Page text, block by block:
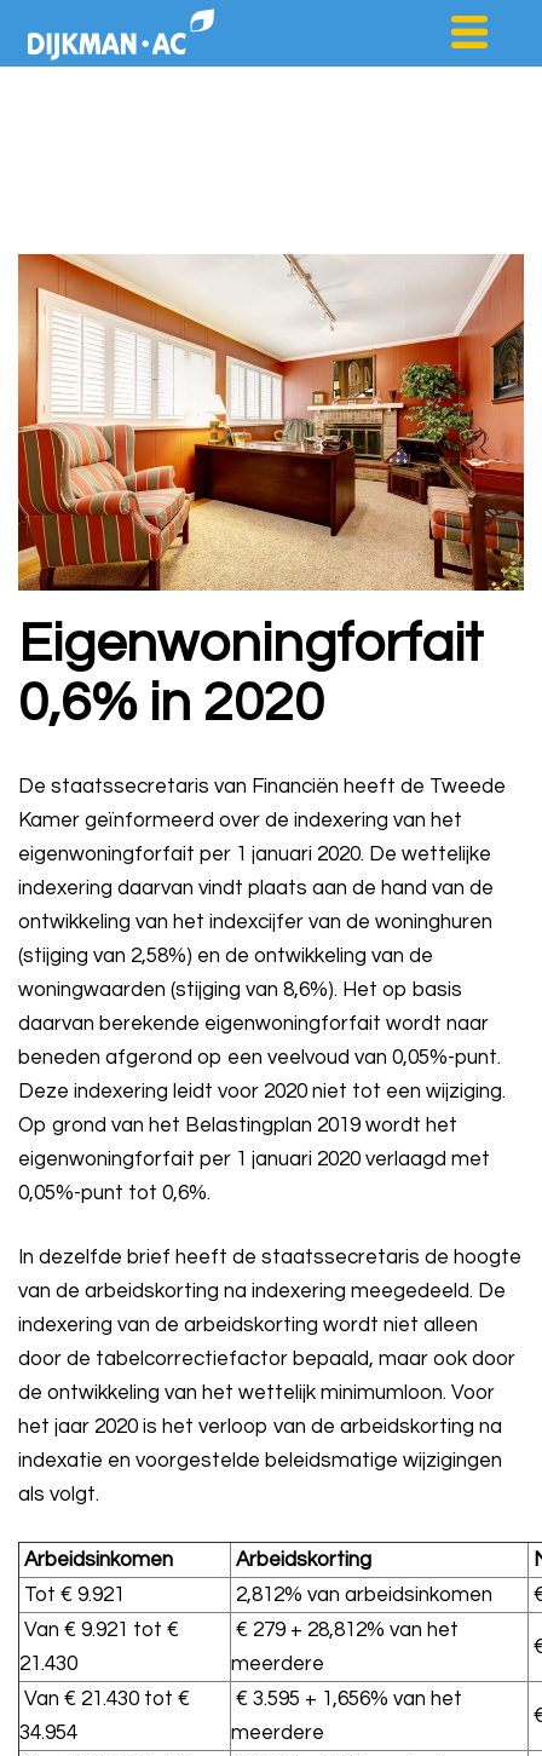
Eigenwoningforfait
0,6% in 2020
De staatssecretaris van Financiën heeft de Tweede
Kamer geïnformeerd over de indexering van het
eigenwoningforfait per 1 januari 2020. De wettelijke
indexering daarvan vindt plaats aan de hand van de
ontwikkeling van het indexcijfer van de woninghuren
(stijging van 2,58%) en de ontwikkeling van de
woningwaarden (stijging van 8,6%). Het op basis
daarvan berekende eigenwoningforfait wordt naar
beneden afgerond op een veelvoud van 0,05%-punt.
Deze indexering leidt voor 2020 niet tot een wijziging.
Op grond van het Belastingplan 2019 wordt het
eigenwoningforfait per 1 januari 2020 verlaagd met
0,05%-punt tot 0,6%.
In dezelfde brief heeft de staatssecretaris de hoogte
van de arbeidskorting na indexering meegedeeld. De
indexering van de arbeidskorting wordt niet alleen
door de tabelcorrectiefactor bepaald, maar ook door
de ontwikkeling van het wettelijk minimumloon. Voor
het jaar 2020 is het verloop van de arbeidskorting na
indexatie en voorgestelde beleidsmatige wijzigingen
als volgt.
Arbeidsinkomen Arbeidskorting
Tot € 9.921
2,812% van arbeidsinkomen
Van € 9.921 tot €
21.430
€ 279 + 28,812% van het
meerdere
Van € 21.430 tot €
34.954
€ 3.595 + 1,656% van het
meerdere